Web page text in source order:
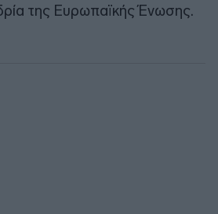
της Ευρωπαϊκής Ένωσης.